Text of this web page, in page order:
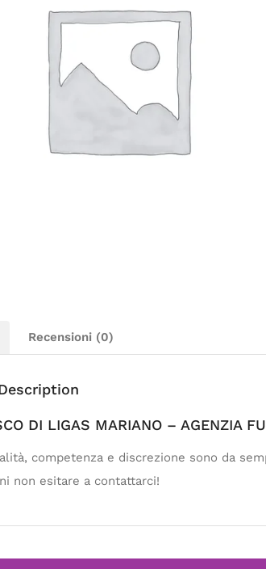
Recensioni (0)
DI LIGAS MARIANO – AGENZIA
competenza e discrezione sono da
non esitare a contattarci!